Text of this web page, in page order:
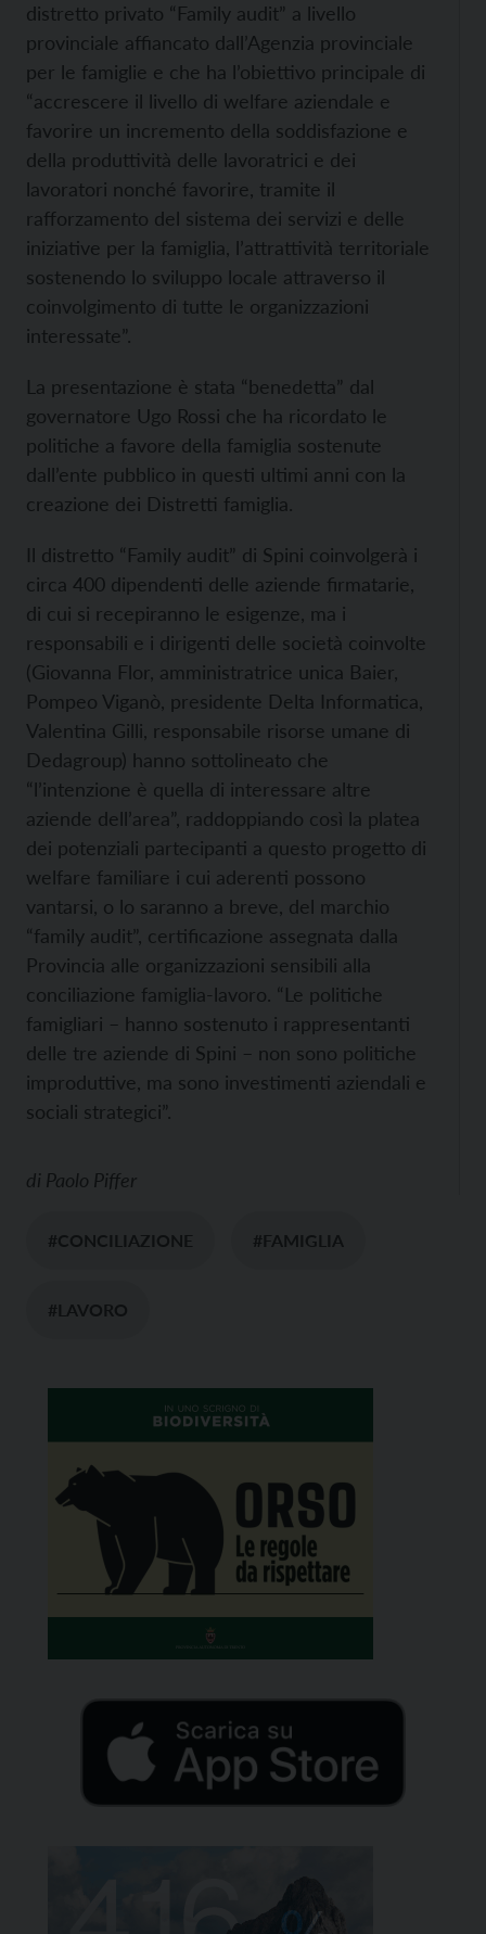
distretto privato “Family audit” a livello
provinciale affiancato dall’Agenzia provinciale
per le famiglie e che ha l’obiettivo principale di
“accrescere il livello di welfare aziendale e
favorire un incremento della soddisfazione e
della produttività delle lavoratrici e dei
lavoratori nonché favorire, tramite il
rafforzamento del sistema dei servizi e delle
iniziative per la famiglia, l’attrattività territoriale
sostenendo lo sviluppo locale attraverso il
coinvolgimento di tutte le organizzazioni
interessate”.
La presentazione è stata “benedetta” dal
governatore Ugo Rossi che ha ricordato le
politiche a favore della famiglia sostenute
dall’ente pubblico in questi ultimi anni con la
creazione dei Distretti famiglia.
Il distretto “Family audit” di Spini coinvolgerà i
circa 400 dipendenti delle aziende firmatarie,
di cui si recepiranno le esigenze, ma i
responsabili e i dirigenti delle società coinvolte
(Giovanna Flor, amministratrice unica Baier,
Pompeo Viganò, presidente Delta Informatica,
Valentina Gilli, responsabile risorse umane di
Dedagroup) hanno sottolineato che
“l’intenzione è quella di interessare altre
aziende dell’area”, raddoppiando così la platea
dei potenziali partecipanti a questo progetto di
welfare familiare i cui aderenti possono
vantarsi, o lo saranno a breve, del marchio
“family audit”, certificazione assegnata dalla
Provincia alle organizzazioni sensibili alla
conciliazione famiglia-lavoro. “Le politiche
famigliari – hanno sostenuto i rappresentanti
delle tre aziende di Spini – non sono politiche
improduttive, ma sono investimenti aziendali e
sociali strategici”.
di Paolo Piffer
#CONCILIAZIONE #FAMIGLIA
#LAVORO